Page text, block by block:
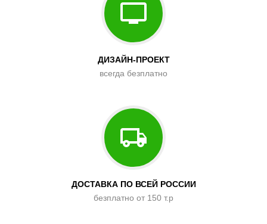
ДИЗАЙН-ПРОЕКТ
всегда безплатно
ДОСТАВКА ПО ВСЕЙ РОССИИ
безплатно от 150 т.р